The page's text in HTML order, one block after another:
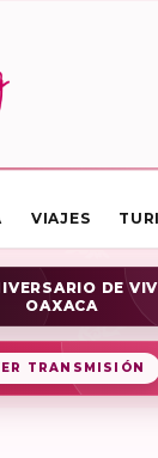
VIAJES
DE
OAXACA
TRANSMISIÓN